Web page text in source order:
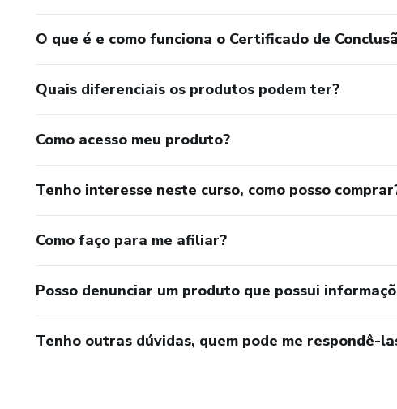
O que é e como funciona o Certificado de
Quais diferenciais os produtos podem ter?
Como acesso meu produto?
Tenho interesse neste curso, como posso
Como faço para me afiliar?
Posso denunciar um produto que possui
Tenho outras dúvidas, quem pode me respondê-